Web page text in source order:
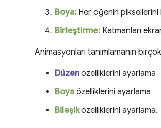
Boya: Her öğenin
Birleştirme: Katmanları
Animasyonları tanımlamanın
Düzen özelliklerini ayarlama
Boya özelliklerini ayarlama
Bileşiközelliklerini ayarlama.